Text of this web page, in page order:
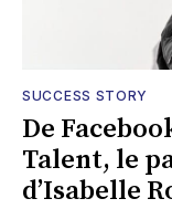
SUCCESS STORY
De
Talent, le
d’Isabelle